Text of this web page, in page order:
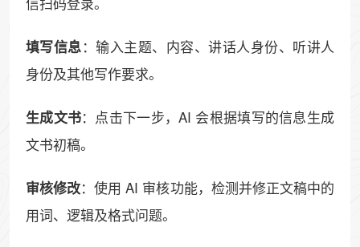
填写信息：输入主题、内容、讲话人身份、听讲人
身份及其他写作要求。
生成文书：点击下一步，AI 会根据填写的信息生成
文书初稿。
审核修改：使用 AI 审核功能，检测并修正文稿中的
用词、逻辑及格式问题。